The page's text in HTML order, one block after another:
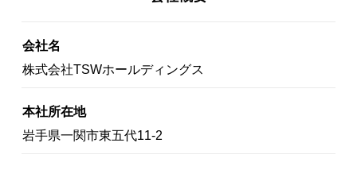
会社名
株式会社TSWホールディングス
本社所在地
岩手県一関市東五代11-2